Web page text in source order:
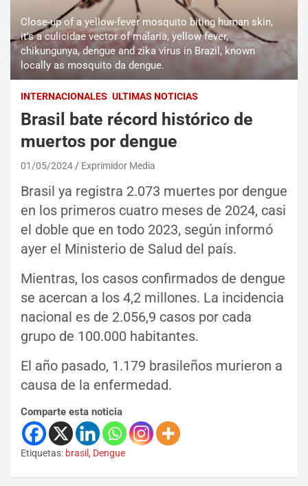
Close-up of a yellow-fever mosquito biting human skin,
it's a culicidae vector of malaria, yellow fever,
chikungunya, dengue and zika virus in Brazil, known
locally as mosquito da dengue.
INTERNACIONALES ULTIMAS NOTICIAS
Brasil bate récord histórico de
muertos por dengue
01/05/2024 Exprimidor Media
Brasil ya registra 2.073 muertes por dengue
en los primeros cuatro meses de 2024, casi
el doble que en todo 2023, según informó
ayer el Ministerio de Salud del país.
Mientras, los casos confirmados de dengue
se acercan a los 4,2 millones. La incidencia
nacional es de 2.056,9 casos por cada
grupo de 100.000 habitantes.
El año pasado, 1.179 brasileños murieron a
causa de la enfermedad.
Comparte esta noticia
Etiquetas: brasil , Dengue